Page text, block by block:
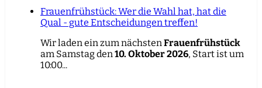
Frauenfrühstück: Wer die Wahl hat, hat die
Qual - gute Entscheidungen treffen!
Wir laden ein zum nächstenFrauenfrühstück
am Samstag den10. Oktober 2026, Start ist um
10:00...